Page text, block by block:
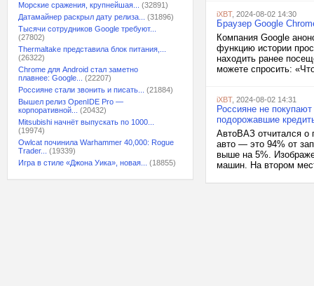
Морские сражения, крупнейшая...
(32891)
Датамайнер раскрыл дату релиза...
(31896)
Тысячи сотрудников Google требуют...
(27802)
Thermaltake представила блок питания,...
(26322)
Chrome для Android стал заметно
плавнее: Google...
(22207)
Россияне стали звонить и писать...
(21884)
Вышел релиз OpenIDE Pro —
корпоративной...
(20432)
Mitsubishi начнёт выпускать по 1000...
(19974)
Owlcat починила Warhammer 40,000: Rogue
Trader...
(19339)
Игра в стиле «Джона Уика», новая...
(18855)
iXBT, 2024-08-02 14:30
Браузер Google
Компания Google
функцию истории
находить ранее
можете спросить:
iXBT, 2024-08-02 14:31
Россияне не
подорожавшие
АвтоВАЗ отчитался о
авто — это 94% от
выше на 5%.
машин. На втором